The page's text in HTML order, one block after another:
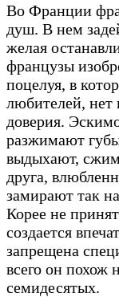
Во Франции
душ. В нем
желая
французы
поцелуя, в
любителей, нет
доверия.
разжимают
выдыхают,
друга,
замирают так
Корее не
создается
запрещена
всего он похож
семидесятых.